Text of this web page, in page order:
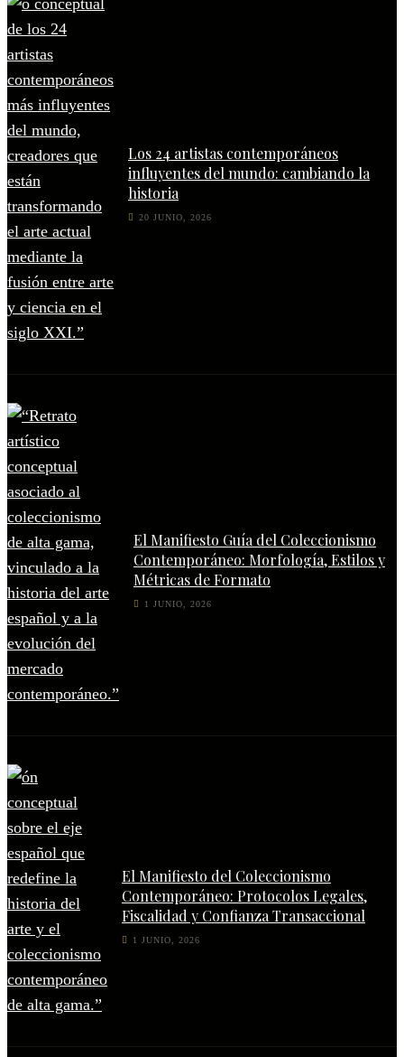
Los 24 artistas contemporáneos
influyentes del mundo: cambiando la
historia
20 JUNIO, 2026
El Manifiesto Guía del Coleccionismo
Contemporáneo: Morfología, Estilos y
Métricas de Formato
1 JUNIO, 2026
El Manifiesto del Coleccionismo
Contemporáneo: Protocolos Legales,
Fiscalidad y Confianza Transaccional
1 JUNIO, 2026